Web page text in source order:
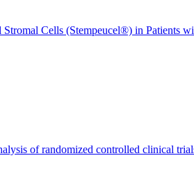
Cells (Stempeucel®) in Patients
of randomized controlled clinical